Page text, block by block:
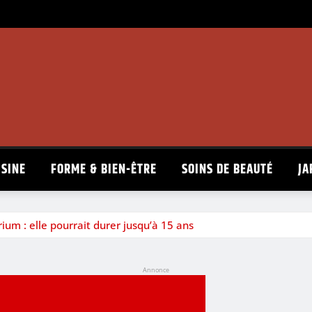
FORME & BIEN-ÊTRE SOINS DE BEAUTÉ
: elle pourrait durer jusqu’à 15 ans
Annonce